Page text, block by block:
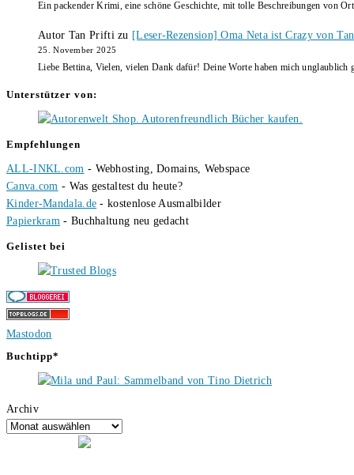
Ein packender Krimi, eine schöne Geschichte, mit tolle Beschreibungen von
Autor Tan Priftizu [Leser-Rezension] Oma Neta ist Crazy von
25. November 2025
Liebe Bettina, Vielen, vielen Dank dafür! Deine Worte haben mich unglaublich
Unterstützer von:
Empfehlungen
ALL-INKL.com - Webhosting, Domains, Webspace
Canva.com - Was gestaltest du heute?
Kinder-Mandala.de - kostenlose Ausmalbilder
Papierkram - Buchhaltung neu gedacht
Gelistet bei
Mastodon
Buchtipp*
Archiv